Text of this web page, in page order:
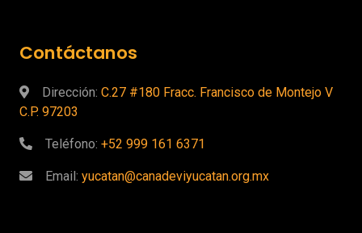
Contáctanos
Dirección: C.27 #180 Fracc. Francisco de Montejo V
C.P. 97203
Teléfono: +52 999 161 6371
Email: yucatan@canadeviyucatan.org.mx